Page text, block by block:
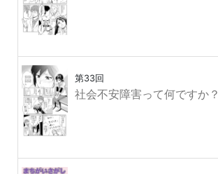
第33回
社会不安障害って何ですか？